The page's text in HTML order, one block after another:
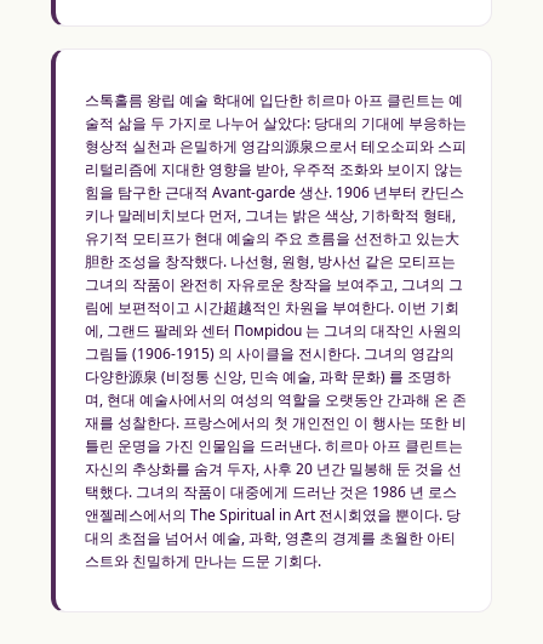
스톡홀름 왕립 예술 학대에 입단한 히르마 아프 클린트는 예
술적 삶을 두 가지로 나누어 살았다: 당대의 기대에 부응하는
형상적 실천과 은밀하게 영감의源泉으로서 테오소피와 스피
리털리즘에 지대한 영향을 받아, 우주적 조화와 보이지 않는
힘을 탐구한 근대적 Avant-garde 생산. 1906 년부터 칸딘스
키나 말레비치보다 먼저, 그녀는 밝은 색상, 기하학적 형태,
유기적 모티프가 현대 예술의 주요 흐름을 선전하고 있는大
胆한 조성을 창작했다. 나선형, 원형, 방사선 같은 모티프는
그녀의 작품이 완전히 자유로운 창작을 보여주고, 그녀의 그
림에 보편적이고 시간超越적인 차원을 부여한다. 이번 기회
에, 그랜드 팔레와 센터 Помpidou 는 그녀의 대작인 사원의
그림들 (1906-1915) 의 사이클을 전시한다. 그녀의 영감의
다양한源泉 (비정통 신앙, 민속 예술, 과학 문화) 를 조명하
며, 현대 예술사에서의 여성의 역할을 오랫동안 간과해 온 존
재를 성찰한다. 프랑스에서의 첫 개인전인 이 행사는 또한 비
틀린 운명을 가진 인물임을 드러낸다. 히르마 아프 클린트는
자신의 추상화를 숨겨 두자, 사후 20 년간 밀봉해 둔 것을 선
택했다. 그녀의 작품이 대중에게 드러난 것은 1986 년 로스
앤젤레스에서의 The Spiritual in Art 전시회였을 뿐이다. 당
대의 초점을 넘어서 예술, 과학, 영혼의 경계를 초월한 아티
스트와 친밀하게 만나는 드문 기회다.